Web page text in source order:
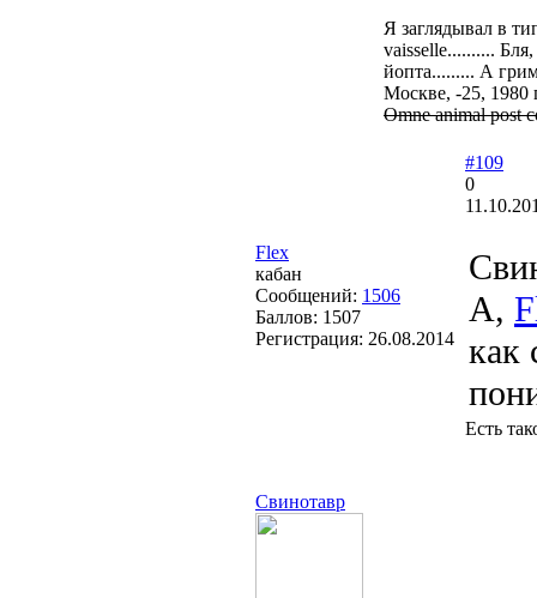
Я заглядывал в
vaisselle..........
йопта......... А
Москве, -25, 1980
Omne animal post
Flex
кабан
Сообщений: 1506
Баллов: 1507
Регистрация: 26.08.2014
#109
0
А,
как
Есть
Свинотавр